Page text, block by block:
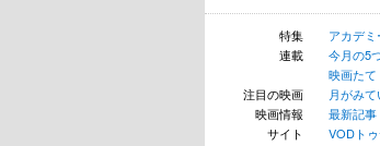
特集 アカデ
連載
今月の5
映画たて
注目の映画
月がみて
映画情報
最新記事
サイト
VODト